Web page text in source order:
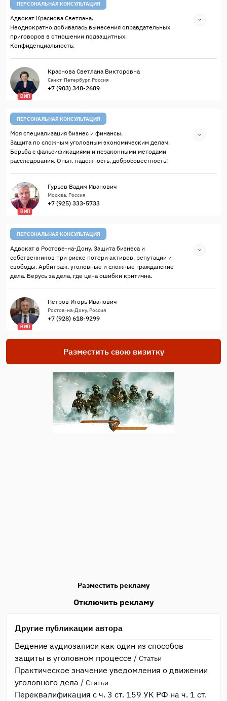
ПЕРСОНАЛЬНАЯ КОНСУЛЬТАЦИЯ
Адвокат Краснова Светлана.
Неоднократно добивалась вынесения оправдательных
приговоров в отношении подзащитных.
Конфиденциальность.
ВИП
Краснова Светлана Викторовна
Санкт-Петербург, Россия
+7 (903) 348-2689
ПЕРСОНАЛЬНАЯ КОНСУЛЬТАЦИЯ
Моя специализация бизнес и финансы.
Защита по сложным уголовным экономическим делам.
Борьба с фальсификациями и незаконными методами
расследования. Опыт, надёжность, добросовестность!
ВИП
Гурьев Вадим Иванович
Москва, Россия
+7 (925) 333-5733
ПЕРСОНАЛЬНАЯ КОНСУЛЬТАЦИЯ
Адвокат в Ростове-на-Дону. Защита бизнеса и
собственников при риске потери активов, репутации и
свободы. Арбитраж, уголовные и сложные гражданские
дела. Берусь за дела, где цена ошибки критична.
ВИП
Петров Игорь Иванович
Ростов-на-Дону, Россия
+7 (928) 618-9299
Разместить свою визитку
Разместить рекламу
Отключить рекламу
Другие публикации автора
Ведение аудиозаписи как один из способов
защиты в уголовном процессе / Статьи
Практическое значение уведомления о движении
уголовного дела / Статьи
Переквалификация с ч. 3 ст. 159 УК РФ на ч. 1 ст.